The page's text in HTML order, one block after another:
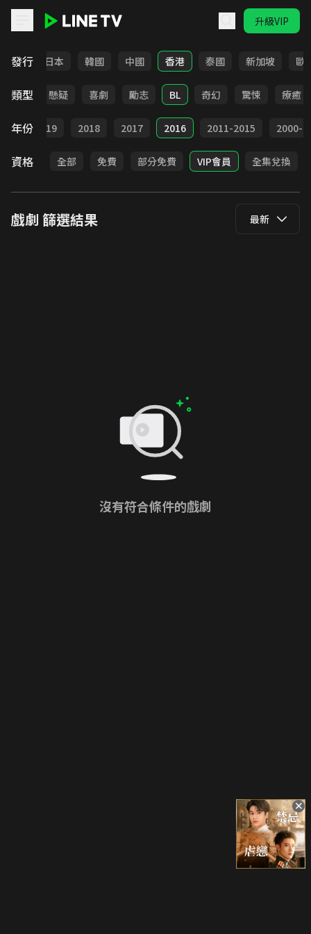
升級VIP
發行
台灣 日本 韓國 中國 香港 泰國 新加坡 歐
類型
甜寵 懸疑 喜劇 勵志 BL 奇幻 驚悚 療癒
年份 2019 2018 2017 2016 2011-2015 2000-
資格 全部 免費 部分免費 VIP會員 全集兌換
戲劇 篩選結果 最新
沒有符合條件的戲劇